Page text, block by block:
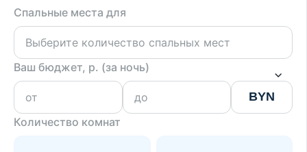
Спальные места для
Ваш бюджет, р. (за ночь)
BYN
Количество комнат